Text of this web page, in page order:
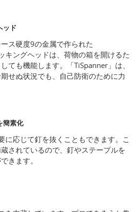
ッド
ス硬度9の金属で作られた
キングヘッドは、荷物の箱を開けるた
ても機能します。「TiSpanner」は、
せぬ状況でも、自己防衛のために力
簡素化
に応じて釘を抜くこともできます。こ
されているので、釘やステープルを
きます。